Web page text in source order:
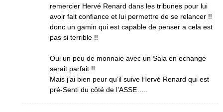
remercier Hervé Renard dans les tribunes pour lui
avoir fait confiance et lui permettre de se relancer !!
donc un gamin qui est capable de penser a cela est
pas si terrible !!
Oui un peu de monnaie avec un Sala en echange
serait parfait !!
Mais j’ai bien peur qu’il suive Hervé Renard qui est
pré-Senti du côté de l’ASSE…..